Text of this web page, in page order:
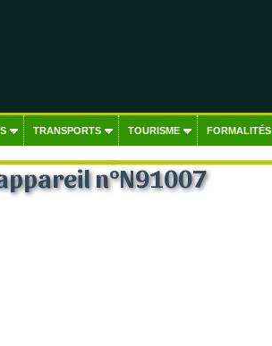
TRANSPORTS TOURISME FORMALITÉS
n°N91007